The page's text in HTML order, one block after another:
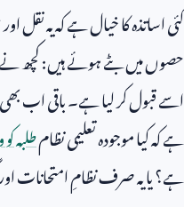
کئی اساتذہ کا خیال ہے کہ یہ نقل
حصوں میں بٹے ہوئے ہیں: کچھ نے
اسے قبول کر لیا ہے۔ باقی اب
ہے کہ کیا موجودہ تعلیمی نظامطلبہ
ہے؟ یا یہ صرف نظامِ امتحانات